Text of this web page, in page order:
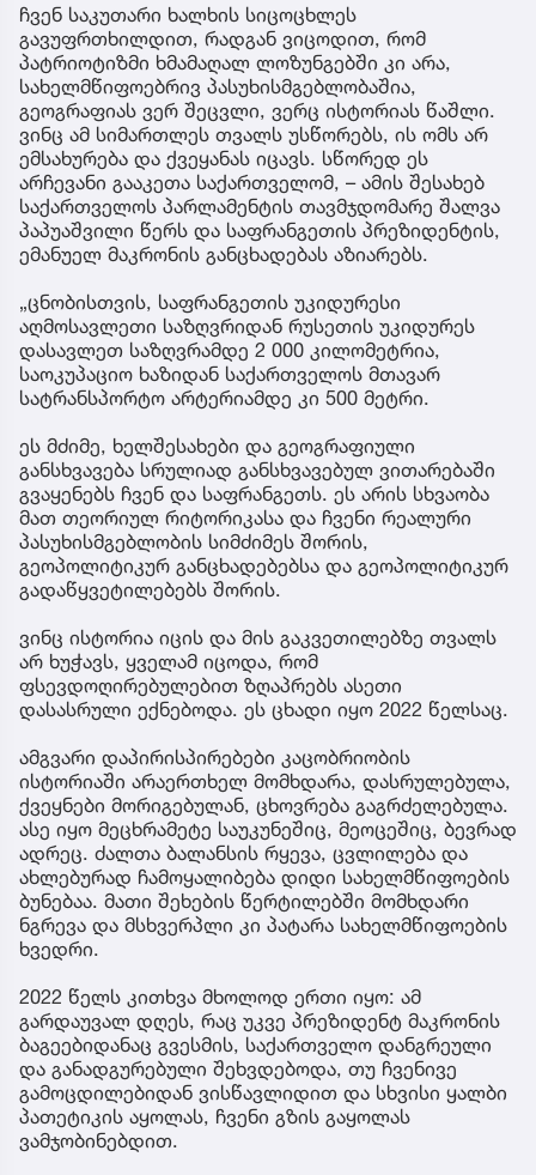
ჩვენ საკუთარი ხალხის სიცოცხლეს
გავუფრთხილდით, რადგან ვიცოდით, რომ
პატრიოტიზმი ხმამაღალ ლოზუნგებში კი არა,
სახელმწიფოებრივ პასუხისმგებლობაშია,
გეოგრაფიას ვერ შეცვლი, ვერც ისტორიას წაშლი.
ვინც ამ სიმართლეს თვალს უსწორებს, ის ომს არ
ემსახურება და ქვეყანას იცავს. სწორედ ეს
არჩევანი გააკეთა საქართველომ, – ამის შესახებ
საქართველოს პარლამენტის თავმჯდომარე შალვა
პაპუაშვილი წერს და საფრანგეთის პრეზიდენტის,
ემანუელ მაკრონის განცხადებას აზიარებს.
„ცნობისთვის, საფრანგეთის უკიდურესი
აღმოსავლეთი საზღვრიდან რუსეთის უკიდურეს
დასავლეთ საზღვრამდე 2 000 კილომეტრია,
საოკუპაციო ხაზიდან საქართველოს მთავარ
სატრანსპორტო არტერიამდე კი 500 მეტრი.
ეს მძიმე, ხელშესახები და გეოგრაფიული
განსხვავება სრულიად განსხვავებულ ვითარებაში
გვაყენებს ჩვენ და საფრანგეთს. ეს არის სხვაობა
მათ თეორიულ რიტორიკასა და ჩვენი რეალური
პასუხისმგებლობის სიმძიმეს შორის,
გეოპოლიტიკურ განცხადებებსა და გეოპოლიტიკურ
გადაწყვეტილებებს შორის.
ვინც ისტორია იცის და მის გაკვეთილებზე თვალს
არ ხუჭავს, ყველამ იცოდა, რომ
ფსევდოღირებულებით ზღაპრებს ასეთი
დასასრული ექნებოდა. ეს ცხადი იყო 2022 წელსაც.
ამგვარი დაპირისპირებები კაცობრიობის
ისტორიაში არაერთხელ მომხდარა, დასრულებულა,
ქვეყნები მორიგებულან, ცხოვრება გაგრძელებულა.
ასე იყო მეცხრამეტე საუკუნეშიც, მეოცეშიც, ბევრად
ადრეც. ძალთა ბალანსის რყევა, ცვლილება და
ახლებურად ჩამოყალიბება დიდი სახელმწიფოების
ბუნებაა. მათი შეხების წერტილებში მომხდარი
ნგრევა და მსხვერპლი კი პატარა სახელმწიფოების
ხვედრი.
2022 წელს კითხვა მხოლოდ ერთი იყო: ამ
გარდაუვალ დღეს, რაც უკვე პრეზიდენტ მაკრონის
ბაგეებიდანაც გვესმის, საქართველო დანგრეული
და განადგურებული შეხვდებოდა, თუ ჩვენივე
გამოცდილებიდან ვისწავლიდით და სხვისი ყალბი
პათეტიკის აყოლას, ჩვენი გზის გაყოლას
ვამჯობინებდით.